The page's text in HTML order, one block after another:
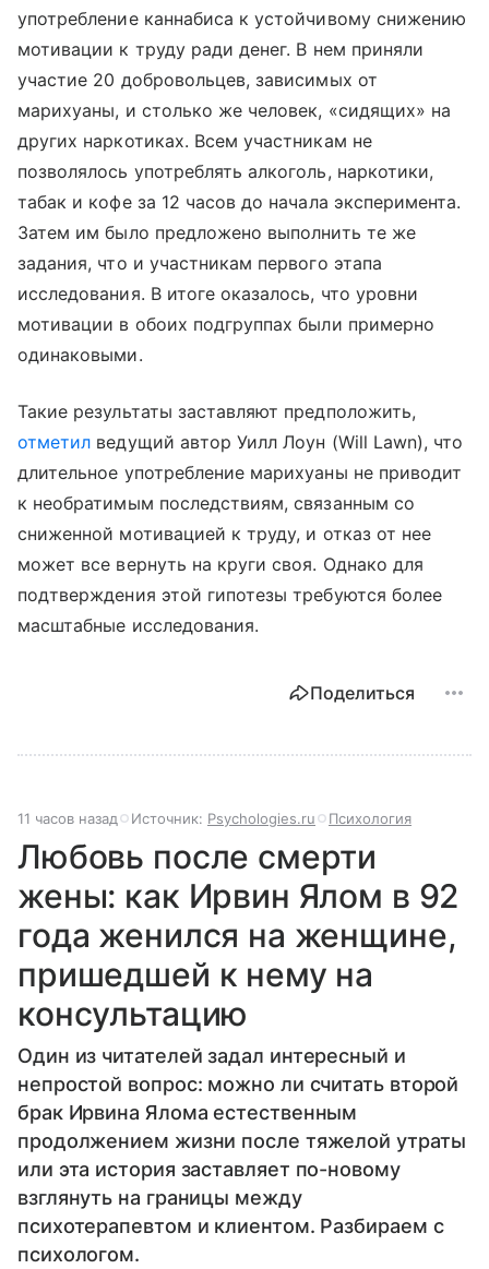
употребление каннабиса к устойчивому снижению
мотивации к труду ради денег. В нем приняли
участие 20 добровольцев, зависимых от
марихуаны, и столько же человек, «сидящих» на
других наркотиках. Всем участникам не
позволялось употреблять алкоголь, наркотики,
табак и кофе за 12 часов до начала эксперимента.
Затем им было предложено выполнить те же
задания, что и участникам первого этапа
исследования. В итоге оказалось, что уровни
мотивации в обоих подгруппах были примерно
одинаковыми.
Такие результаты заставляют предположить,
отметил ведущий автор Уилл Лоун (Will Lawn), что
длительное употребление марихуаны не приводит
к необратимым последствиям, связанным со
сниженной мотивацией к труду, и отказ от нее
может все вернуть на круги своя. Однако для
подтверждения этой гипотезы требуются более
масштабные исследования.
Поделиться
11 часов назад Источник: Psychologies.ru Психология
Любовь после смерти
жены: как Ирвин Ялом в 92
года женился на женщине,
пришедшей к нему на
консультацию
Один из читателей задал интересный и
непростой вопрос: можно ли считать второй
брак Ирвина Ялома естественным
продолжением жизни после тяжелой утраты
или эта история заставляет по-новому
взглянуть на границы между
психотерапевтом и клиентом. Разбираем с
психологом.